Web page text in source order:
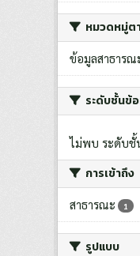
หมวดหมู่ต
ข้อมูลสาธารณ
ระดับชั้นข้
ไม่พบ ระดับชั้
การเข้าถึง
สาธารณะ 1
รูปแบบ